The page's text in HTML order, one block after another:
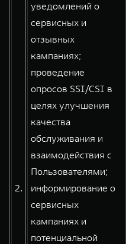
2.
уведомлений о
сервисных и
отзывных
кампаниях;
проведение
опросов SSI/CSI в
целях улучшения
качества
обслуживания и
взаимодействия с
Пользователями;
информирование о
сервисных
кампаниях и
потенциальной